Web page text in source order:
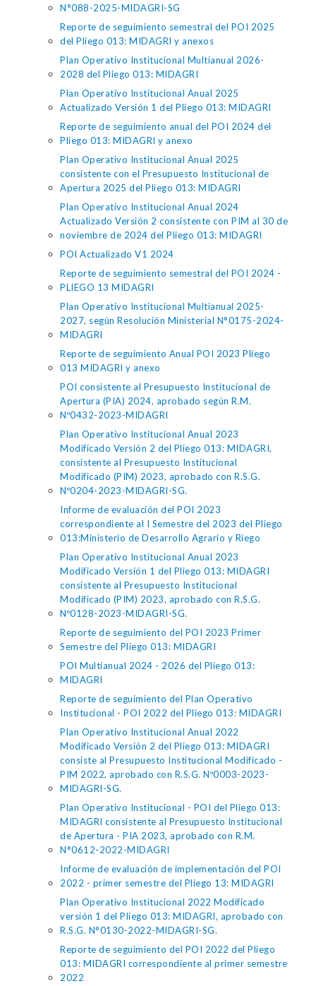
N°088-2025-MIDAGRI-SG
Reporte de seguimiento semestral del POI 2025
del Pliego 013: MIDAGRI y anexos
Plan Operativo Institucional Multianual 2026-
2028 del Pliego 013: MIDAGRI
Plan Operativo Institucional Anual 2025
Actualizado Versión 1 del Pliego 013: MIDAGRI
Reporte de seguimiento anual del POI 2024 del
Pliego 013: MIDAGRI y anexo
Plan Operativo Institucional Anual 2025
consistente con el Presupuesto Institucional de
Apertura 2025 del Pliego 013: MIDAGRI
Plan Operativo Institucional Anual 2024
Actualizado Versión 2 consistente con PIM al 30 de
noviembre de 2024 del Pliego 013: MIDAGRI
POI Actualizado V1 2024
Reporte de seguimiento semestral del POI 2024 -
PLIEGO 13 MIDAGRI
Plan Operativo Institucional Multianual 2025-
2027, según Resolución Ministerial N°0175-2024-
MIDAGRI
Reporte de seguimiento Anual POI 2023 Pliego
013 MIDAGRI y anexo
POI consistente al Presupuesto Institucional de
Apertura (PIA) 2024, aprobado según R.M.
Nº0432-2023-MIDAGRI
Plan Operativo Institucional Anual 2023
Modificado Versión 2 del Pliego 013: MIDAGRI,
consistente al Presupuesto Institucional
Modificado (PIM) 2023, aprobado con R.S.G.
Nº0204-2023-MIDAGRI-SG.
Informe de evaluación del POI 2023
correspondiente al I Semestre del 2023 del Pliego
013:Ministerio de Desarrollo Agrario y Riego
Plan Operativo Institucional Anual 2023
Modificado Versión 1 del Pliego 013: MIDAGRI
consistente al Presupuesto Institucional
Modificado (PIM) 2023, aprobado con R.S.G.
Nº0128-2023-MIDAGRI-SG.
Reporte de seguimiento del POI 2023 Primer
Semestre del Pliego 013: MIDAGRI
POI Multianual 2024 - 2026 del Pliego 013:
MIDAGRI
Reporte de seguimiento del Plan Operativo
Institucional - POI 2022 del Pliego 013: MIDAGRI
Plan Operativo Institucional Anual 2022
Modificado Versión 2 del Pliego 013: MIDAGRI
consiste al Presupuesto Institucional Modificado -
PIM 2022, aprobado con R.S.G. Nº0003-2023-
MIDAGRI-SG.
Plan Operativo Institucional - POI del Pliego 013:
MIDAGRI consistente al Presupuesto Institucional
de Apertura - PIA 2023, aprobado con R.M.
N°0612-2022-MIDAGRI
Informe de evaluación de implementación del POI
2022 - primer semestre del Pliego 13: MIDAGRI
Plan Operativo Institucional 2022 Modificado
versión 1 del Pliego 013: MIDAGRI, aprobado con
R.S.G. N°0130-2022-MIDAGRI-SG.
Reporte de seguimiento del POI 2022 del Pliego
013: MIDAGRI correspondiente al primer semestre
2022